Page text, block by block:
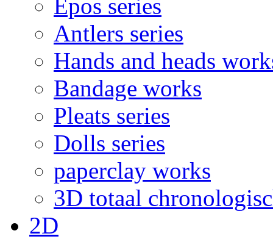
Epos series
Antlers series
Hands and heads
Bandage works
Pleats series
Dolls series
paperclay works
3D totaal
2D